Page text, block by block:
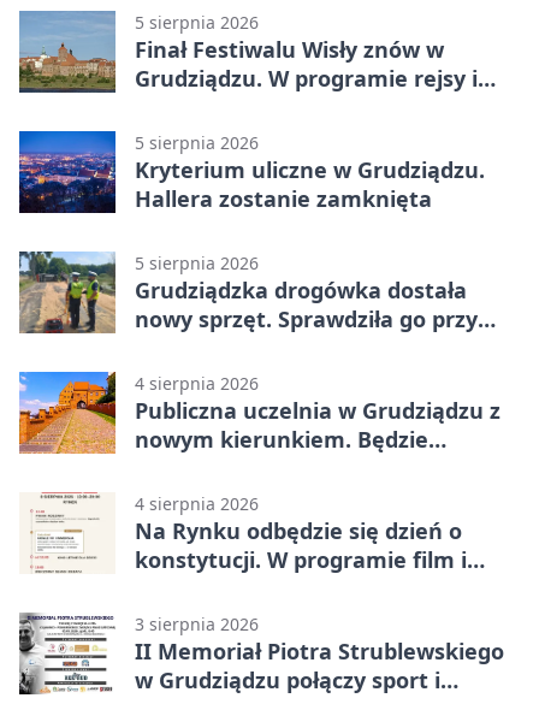
odwrócili losy meczu
5 sierpnia 2026
Finał Festiwalu Wisły znów w
Grudziądzu. W programie rejsy i
5 sierpnia 2026
Kryterium uliczne w Grudziądzu.
Hallera zostanie zamknięta
5 sierpnia 2026
Grudziądzka drogówka dostała
nowy sprzęt. Sprawdziła go przy
4 sierpnia 2026
Publiczna uczelnia w Grudziądzu z
nowym kierunkiem. Będzie
4 sierpnia 2026
Na Rynku odbędzie się dzień o
konstytucji. W programie film i
3 sierpnia 2026
II Memoriał Piotra Strublewskiego
w Grudziądzu połączy sport i